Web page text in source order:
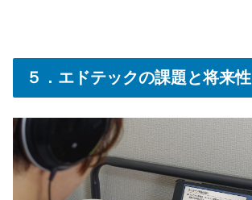
５．エドテックの課題と将来性